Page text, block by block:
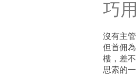
巧
沒有主
但首佣
樓，差
思索的